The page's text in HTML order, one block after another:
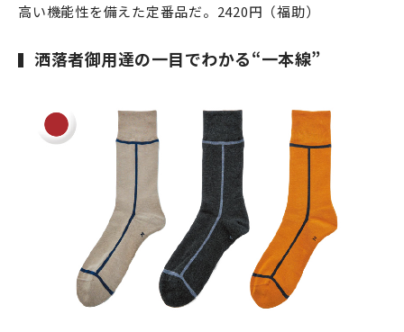
高い機能性を備えた定番品だ。2420円（福助）
洒落者御用達の一目でわかる“一本線”